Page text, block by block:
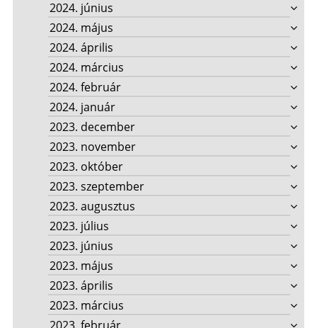
2024. június
2024. május
2024. április
2024. március
2024. február
2024. január
2023. december
2023. november
2023. október
2023. szeptember
2023. augusztus
2023. július
2023. június
2023. május
2023. április
2023. március